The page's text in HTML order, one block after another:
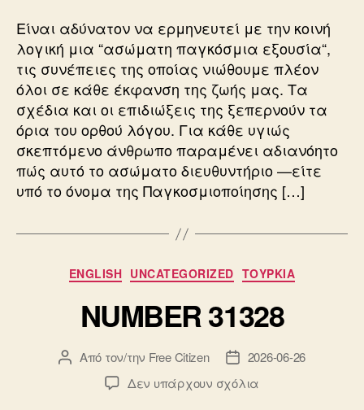
Ο
ΓΕΩΜΕΤΡΗΣ
Είναι αδύνατον να ερμηνευτεί με την κοινή
λογική μια “ασώματη παγκόσμια εξουσία“,
τις συνέπειες της οποίας νιώθουμε πλέον
όλοι σε κάθε έκφανση της ζωής μας. Τα
σχέδια και οι επιδιώξεις της ξεπερνούν τα
όρια του ορθού λόγου. Για κάθε υγιώς
σκεπτόμενο άνθρωπο παραμένει αδιανόητο
πώς αυτό το ασώματο διευθυντήριο —είτε
υπό το όνομα της Παγκοσμιοποίησης […]
Κατηγορίες
ENGLISH UNCATEGORIZED ΤΟΥΡΚΙΑ
NUMBER 31328
Συντάκτης
άρθρου
Από τον/την Free Citizen
Ημ.
δημοσίευσης
2026-06-26
Δεν υπάρχουν σχόλια